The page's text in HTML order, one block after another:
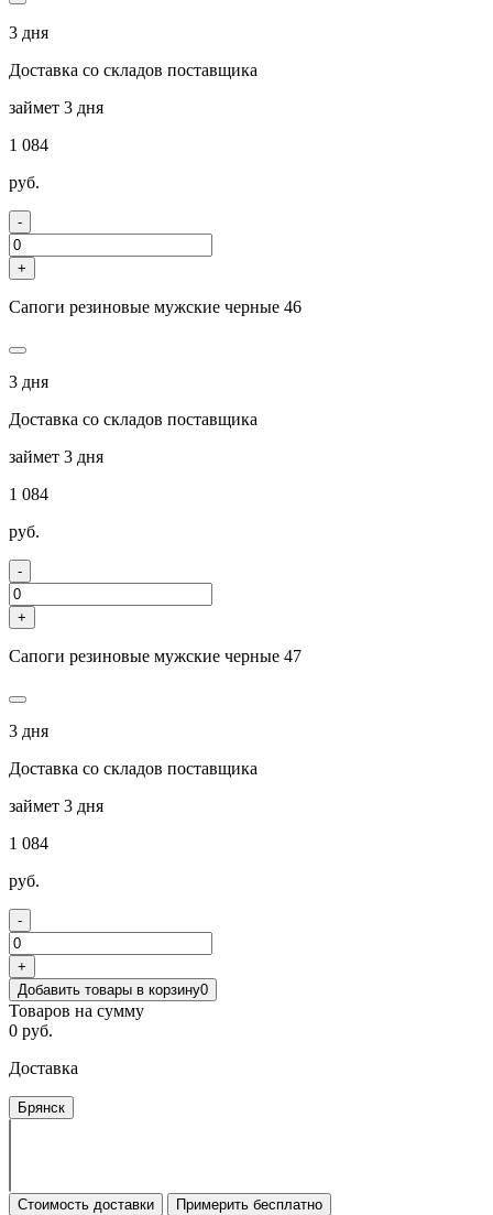
3 дня
Доставка со складов поставщика
займет 3 дня
1 084
руб.
-
+
Сапоги резиновые мужские черные 46
3 дня
Доставка со складов поставщика
займет 3 дня
1 084
руб.
-
+
Сапоги резиновые мужские черные 47
3 дня
Доставка со складов поставщика
займет 3 дня
1 084
руб.
-
+
Добавить товары в корзину0
Товаров на сумму
0 руб.
Доставка
Брянск
Стоимость доставки Примерить бесплатно